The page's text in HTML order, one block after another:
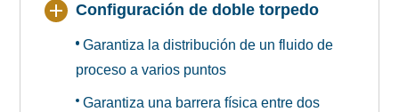
Configuración de doble torpedo
Garantiza la distribución de un fluido de
proceso a varios puntos
Garantiza una barrera física entre dos